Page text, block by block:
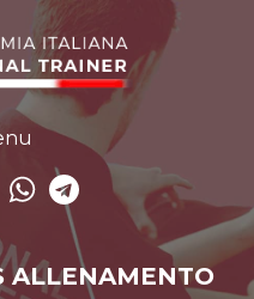
ALLENAMENTO